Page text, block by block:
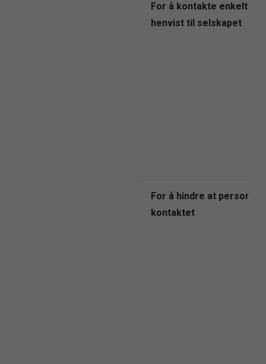
For å kontakte
henvist til selskapet
For å hindre at personer
kontaktet